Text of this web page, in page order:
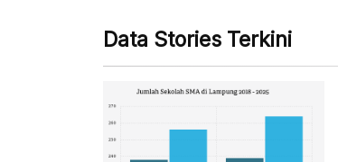
Data Stories Terkini